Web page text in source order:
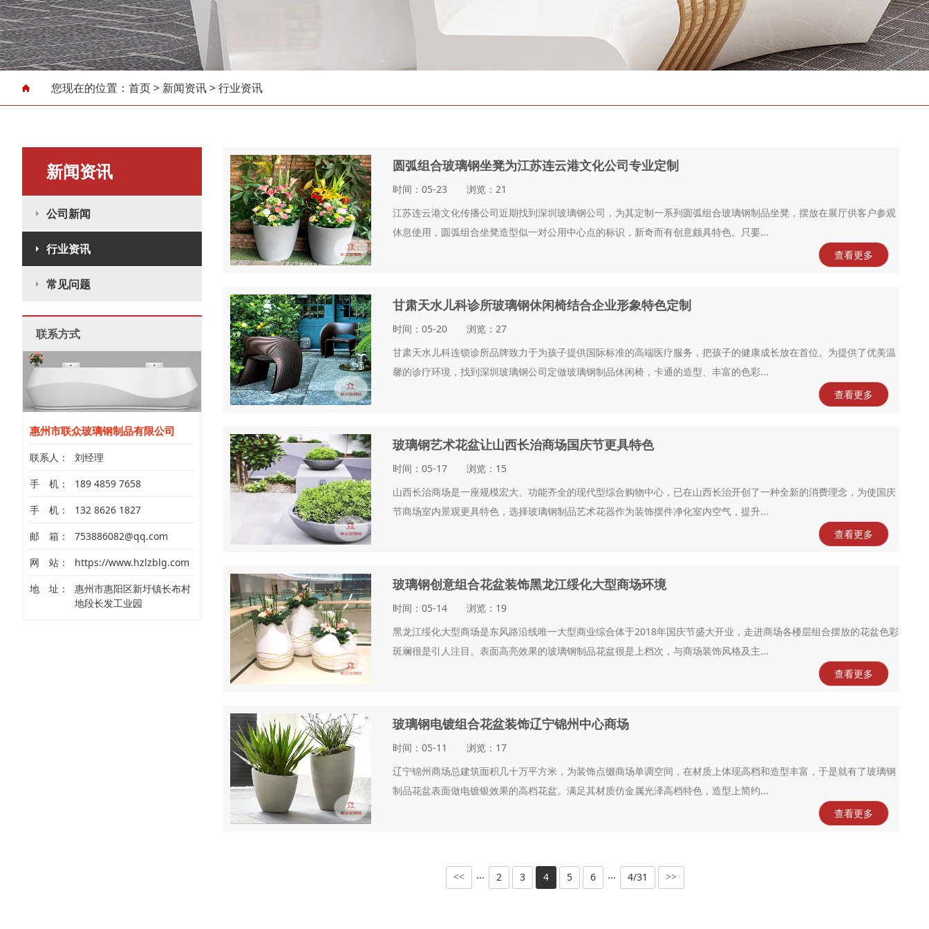
商业美陈装饰工程
您现在的位置： 首页> 新闻资讯>行业资讯
新闻资讯
公司新闻
行业资讯
常见问题
联系方式
惠州市联众玻璃钢制品有限公司
联系人：
刘经理
手 机：
189 4859 7658
手 机：
132 8626 1827
邮 箱：
753886082@qq.com
网 站：
https://www.hzlzblg.com
地 址：
惠州市惠阳区新圩镇长布村
地段长发工业园
圆弧组合玻璃钢坐凳为江苏连云港文化公司专业定制
时间：05-23 浏览：21
江苏连云港文化传播公司近期找到深圳玻璃钢公司，为其定制一系列圆弧组合玻璃钢制品坐凳，摆放在展厅供客户参观
休息使用，圆弧组合坐凳造型似一对公用中心点的标识，新奇而有创意颇具特色。只要...
查看更多
甘肃天水儿科诊所玻璃钢休闲椅结合企业形象特色定制
时间：05-20 浏览：27
甘肃天水儿科连锁诊所品牌致力于为孩子提供国际标准的高端医疗服务，把孩子的健康成长放在首位。为提供了优美温
馨的诊疗环境，找到深圳玻璃钢公司定做玻璃钢制品休闲椅，卡通的造型、丰富的色彩...
查看更多
玻璃钢艺术花盆让山西长治商场国庆节更具特色
时间：05-17 浏览：15
山西长治商场是一座规模宏大、功能齐全的现代型综合购物中心，已在山西长治开创了一种全新的消费理念，为使国庆
节商场室内景观更具特色，选择玻璃钢制品艺术花器作为装饰摆件净化室内空气，提升...
查看更多
玻璃钢创意组合花盆装饰黑龙江绥化大型商场环境
时间：05-14 浏览：19
黑龙江绥化大型商场是东风路沿线唯一大型商业综合体于2018年国庆节盛大开业，走进商场各楼层组合摆放的花盆色彩
斑斓很是引人注目。表面高亮效果的玻璃钢制品花盆很是上档次，与商场装饰风格及主...
查看更多
玻璃钢电镀组合花盆装饰辽宁锦州中心商场
时间：05-11 浏览：17
辽宁锦州商场总建筑面积几十万平方米，为装饰点缀商场单调空间，在材质上体现高档和造型丰富，于是就有了玻璃钢
制品花盆表面做电镀银效果的高档花盆。满足其材质仿金属光泽高档特色，造型上简约...
查看更多
<< ··· 2 3 4 5 6 ··· 4/31 >>